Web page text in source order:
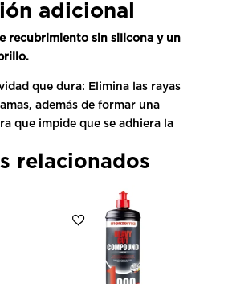
adicional
recubrimiento sin silicona y un
que dura: Elimina las rayas
además de formar una
que impide que se adhiera la
relacionados